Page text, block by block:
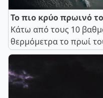
Το πιο κρύο πρωινό
Κάτω από τους 10
θερμόμετρα το πρωί